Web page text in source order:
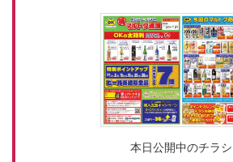
本日公開中のチラシ